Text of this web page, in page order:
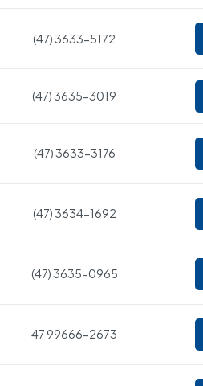
(47) 3633-5172
(47) 3635-3019
(47) 3633-3176
(47) 3634-1692
(47) 3635-0965
47 99666-2673